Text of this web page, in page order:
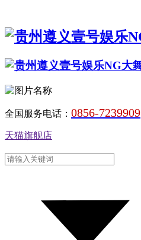
全国服务电话： 0856-7239909
天猫旗舰店